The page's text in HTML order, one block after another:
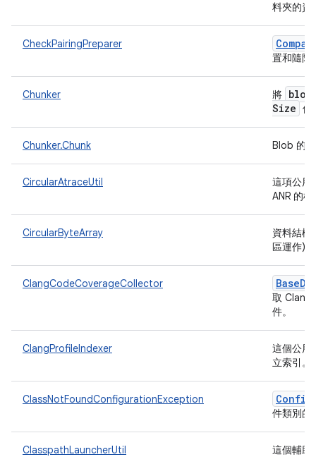
料夾的資
CheckPairingPreparer
置和隨附
Chunker 將 blob
Size 個
Chunker.Chunk Blob 的
CircularAtraceUtil
這項公用
ANR 的
CircularByteArray
資料結構
區運作)
ClangCodeCoverageCollector Base
取 Clang
件。
ClangProfileIndexer
這個公用
立索引。
ClassNotFoundConfigurationException
件類別的
ClasspathLauncherUtil 這個輔助